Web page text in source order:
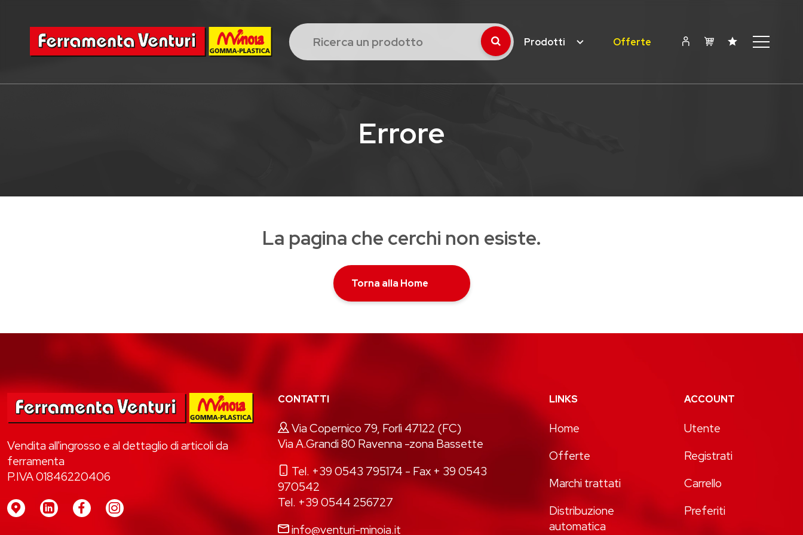
Prodotti Offerte
Errore
La pagina che cerchi non esiste.
Torna alla Home
Vendita all'ingrosso e al dettaglio di articoli da
ferramenta
P.IVA 01846220406
CONTATTI
Via Copernico 79, Forlì 47122 (FC)
Via A.Grandi 80 Ravenna -zona Bassette
Tel. +39 0543 795174 - Fax + 39 0543
970542
Tel. +39 0544 256727
info@venturi-minoia.it
LINKS
Home
Offerte
Marchi trattati
Distribuzione
automatica
ACCOUNT
Utente
Registrati
Carrello
Preferiti